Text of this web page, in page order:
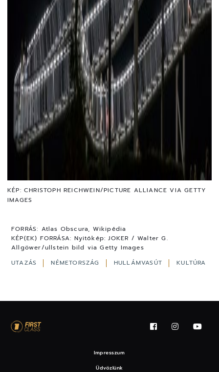
KÉP: CHRISTOPH REICHWEIN/PICTURE ALLIANCE VIA GETTY
IMAGES
FORRÁS: Atlas Obscura, Wikipédia
KÉP(EK) FORRÁSA: Nyitókép: JOKER / Walter G.
Allgöwer/ullstein bild via Getty Images
UTAZÁS
NÉMETORSZÁG HULLÁMVASÚT KULTÚRA
Impresszum
Üdvözlünk